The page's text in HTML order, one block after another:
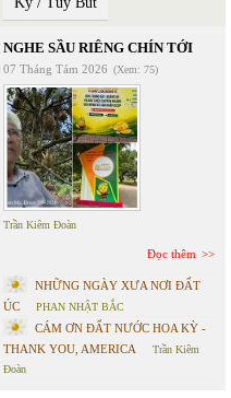
NGHE SẦU RIÊNG CHÍN TỚI
07 Tháng Tám 2026 (Xem: 75)
Trần Kiêm Đoàn
Đọc thêm
NHỮNG NGÀY XƯA NƠI ĐẤT
ÚC
PHAN NHẬT BẮC
CÁM ƠN ĐẤT NƯỚC HOA KỲ -
THANK YOU, AMERICA
Trần Kiêm
Đoàn